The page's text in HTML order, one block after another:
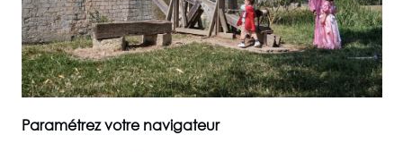
Paramétrez votre navigateur